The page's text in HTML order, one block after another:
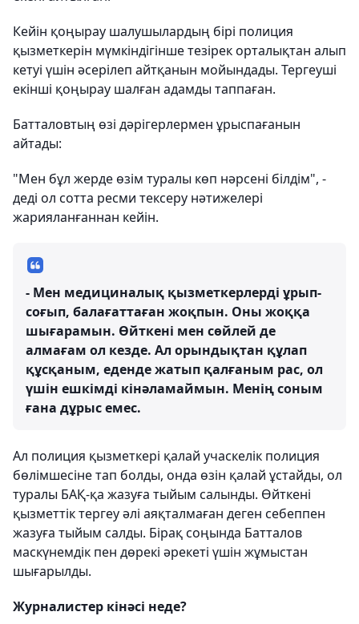
Кейін қоңырау шалушылардың бірі полиция
қызметкерін мүмкіндігінше тезірек орталықтан алып
кетуі үшін әсерілеп айтқанын мойындады. Тергеуші
екінші қоңырау шалған адамды таппаған.
Батталовтың өзі дәрігерлермен ұрыспағанын
айтады:
"Мен бұл жерде өзім туралы көп нәрсені білдім", -
деді ол сотта ресми тексеру нәтижелері
жарияланғаннан кейін.
- Мен медициналық қызметкерлерді ұрып-
соғып, балағаттаған жоқпын. Оны жоққа
шығарамын. Өйткені мен сөйлей де
алмағам ол кезде. Ал орындықтан құлап
құсқаным, еденде жатып қалғаным рас, ол
үшін ешкімді кінәламаймын. Менің соным
ғана дұрыс емес.
Ал полиция қызметкері қалай учаскелік полиция
бөлімшесіне тап болды, онда өзін қалай ұстайды, ол
туралы БАҚ-қа жазуға тыйым салынды. Өйткені
қызметтік тергеу әлі аяқталмаған деген себеппен
жазуға тыйым салды. Бірақ соңында Батталов
маскүнемдік пен дөрекі әрекеті үшін жұмыстан
шығарылды.
Журналистер кінәсі неде?